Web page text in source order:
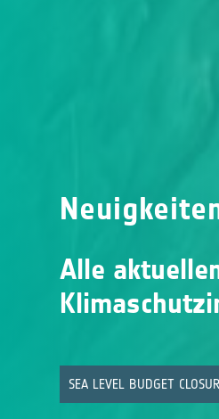
Alle
SEA LEVEL BUDGET